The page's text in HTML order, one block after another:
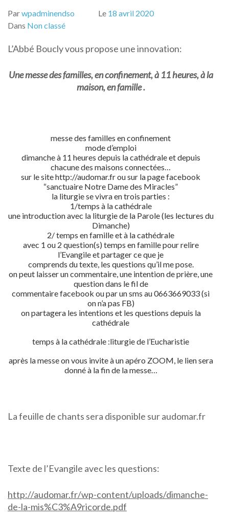
Parwpadminendso Le 18 avril 2020
Dans Non classé
L’Abbé Boucly vous propose une innovation:
Une messe des familles, en confinement, à 11 heures, à la
maison, en famille .
messe des familles en confinement
mode d’emploi
dimanche à 11 heures depuis la cathédrale et depuis
chacune des maisons connectées…
sur le site http://audomar.fr ou sur la page facebook
“sanctuaire Notre Dame des Miracles”
la liturgie se vivra en trois parties :
1/temps à la cathédrale
une introduction avec la liturgie de la Parole (les lectures du
Dimanche)
2/ temps en famille et à la cathédrale
avec 1 ou 2 question(s) temps en famille pour relire
l’Evangile et partager ce que je
comprends du texte, les questions qu’il me pose.
on peut laisser un commentaire, une intention de prière, une
question dans le fil de
commentaire facebook ou par un sms au 0663669033 (si
on n’a pas FB)
on partagera les intentions et les questions depuis la
cathédrale
temps à la cathédrale :liturgie de l’Eucharistie
après la messe on vous invite à un apéro ZOOM, le lien sera
donné à la fin de la messe…
La feuille de chants sera disponible sur audomar.fr
Texte de l’Evangile avec les questions:
http://audomar.fr/wp-content/uploads/dimanche-
de-la-mis%C3%A9ricorde.pdf